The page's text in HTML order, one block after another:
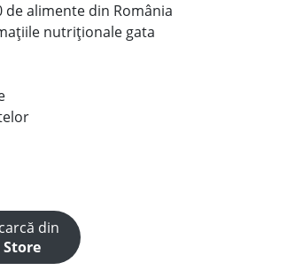
alimente din România
nutriționale gata
din
Store